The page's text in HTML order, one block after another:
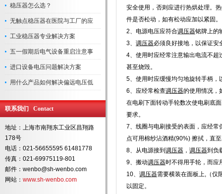
稳压器怎么选？
无触点稳压器在医院与工厂的应
工业稳压器专业解决方案
五一假期后电气设备重启注意事
进口设备电压问题解决方案
用什么产品如何解决偏远电压低
联系我们 Contact
地址：上海市南翔东工业区昌翔路
178号
电话：021-56655595 61481778
传真：021-69975119-801
邮件：wenbo@sh-wenbo.com
网站： www.sh-wenbo.com
安全使用，否则应进行热烘处理。
件是否松动，如有松动应加以紧固。
2、电源电压应符合调压器铭牌上的
3、 调压器必须良好接地，以保证安
4、使用时应经常注意输出电流不
甚至烧毁。
5、使用时应缓慢均匀地旋转手柄，
6、应经常检查调压器的使用情况，
在电刷下面转动手轮数次使电刷底
要求。
7、线圈与电刷接受的表面，应经
点可用棉纱沾酒精(90%) 擦拭，直
8、从电源接到 调压器 ， 调压器到负
9、搬动调压器时不得用手轮，而应
10、 调压器需要横装在面板上,（仅
以固定。